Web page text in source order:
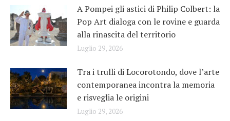
A Pompei gli astici di Philip Colbert: la
Pop Art dialoga con le rovine e guarda
alla rinascita del territorio
Luglio 29, 2026
Tra i trulli di Locorotondo, dove l’arte
contemporanea incontra la memoria
e risveglia le origini
Luglio 29, 2026